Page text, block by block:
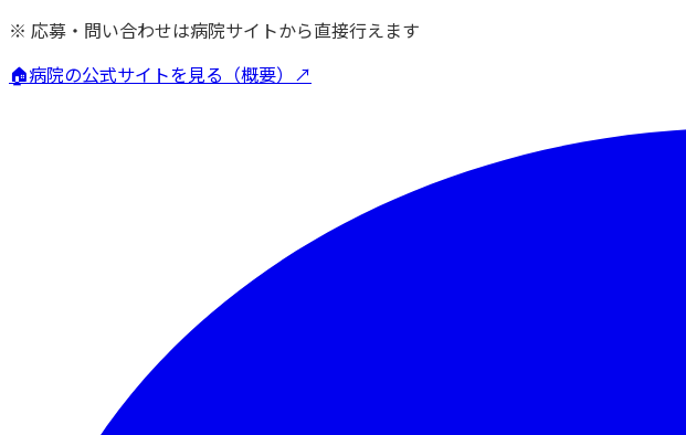
※ 応募・問い合わせは病院サイトから直接行えます
🏠病院の公式サイトを見る（概要）↗